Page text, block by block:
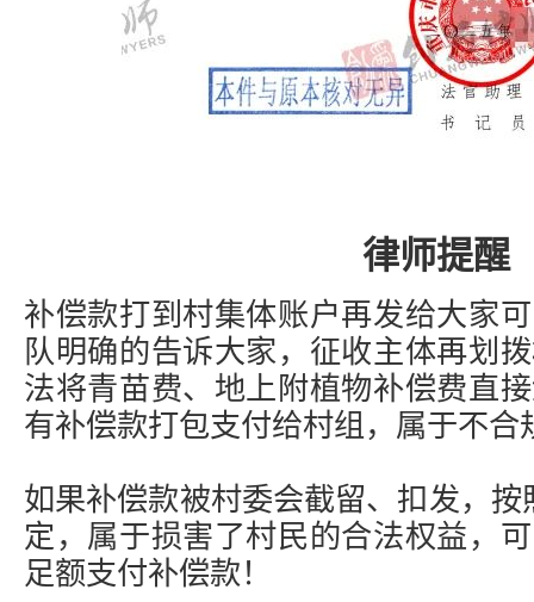
律师提醒
补偿款打到村集体账户再发给大家
队明确的告诉大家，征收主体再划
法将青苗费、地上附植物补偿费直
有补偿款打包支付给村组，属于不合
如果补偿款被村委会截留、扣发，按
定，属于损害了村民的合法权益，
足额支付补偿款！